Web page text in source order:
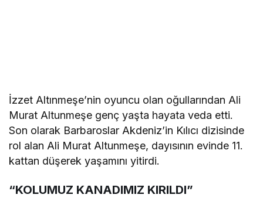
İzzet Altınmeşe’nin oyuncu olan oğullarından Ali
Murat Altunmeşe genç yaşta hayata veda etti.
Son olarak Barbaroslar Akdeniz’in Kılıcı dizisinde
rol alan Ali Murat Altunmeşe, dayısının evinde 11.
kattan düşerek yaşamını yitirdi.
“KOLUMUZ KANADIMIZ KIRILDI”